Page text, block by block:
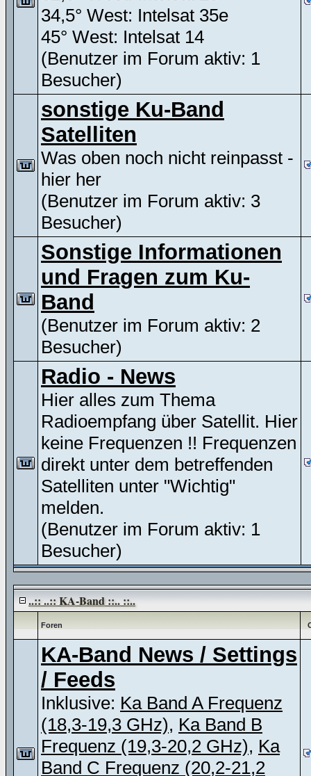
34,5° West: Intelsat 35e
45° West: Intelsat 14
(Benutzer im Forum aktiv: 1
Besucher)
sonstige Ku-Band
Satelliten
Was oben noch nicht reinpasst -
hier her
(Benutzer im Forum aktiv: 3
Besucher)
Sonstige Informationen
und Fragen zum Ku-
Band
(Benutzer im Forum aktiv: 2
Besucher)
Radio - News
Hier alles zum Thema
Radioempfang über Satellit. Hier
keine Frequenzen !! Frequenzen
direkt unter dem betreffenden
Satelliten unter "Wichtig"
melden.
(Benutzer im Forum aktiv: 1
Besucher)
..:: ..:: KA-Band ::.. ::..
Foren
KA-Band News / Settings
/ Feeds
Inklusive: Ka Band A Frequenz
(18,3-19,3 GHz), Ka Band B
Frequenz (19,3-20,2 GHz), Ka
Band C Frequenz (20,2-21,2